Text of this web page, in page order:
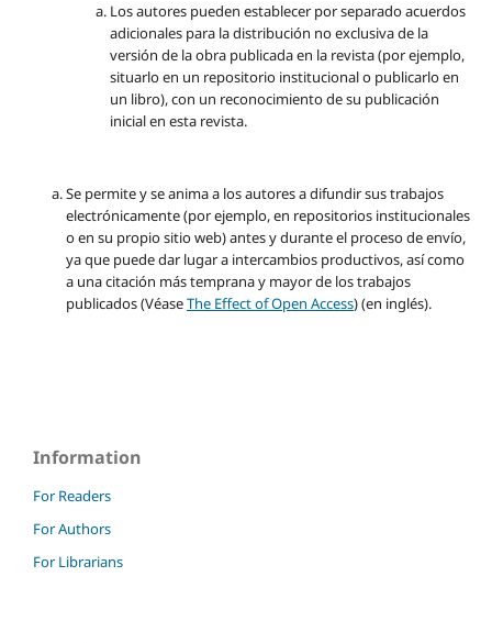
Los autores pueden establecer por separado acuerdos
adicionales para la distribución no exclusiva de la
versión de la obra publicada en la revista (por ejemplo,
situarlo en un repositorio institucional o publicarlo en
un libro), con un reconocimiento de su publicación
inicial en esta revista.
Se permite y se anima a los autores a difundir sus trabajos
electrónicamente (por ejemplo, en repositorios institucionales
o en su propio sitio web) antes y durante el proceso de envío,
ya que puede dar lugar a intercambios productivos, así como
a una citación más temprana y mayor de los trabajos
publicados (VéaseThe Effect of Open Access) (en inglés).
Information
For Readers
For Authors
For Librarians